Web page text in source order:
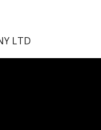
LTD